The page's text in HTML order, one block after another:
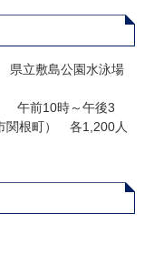
立敷島公園水泳場
午前10時～午後3
関根町） 各1,200人